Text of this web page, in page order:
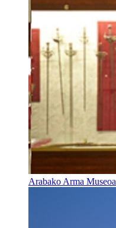
Arabako Arma Museoa